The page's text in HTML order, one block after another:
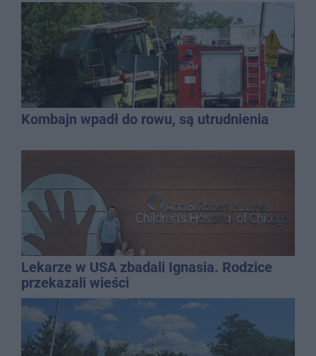
Kombajn wpadł do rowu, są utrudnienia
Lekarze w USA zbadali Ignasia. Rodzice
przekazali wieści